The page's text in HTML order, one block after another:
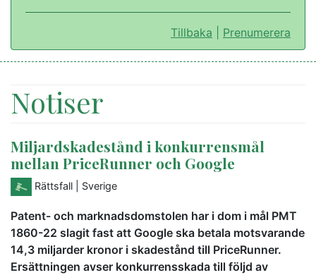
Tillbaka Prenumerera
Notiser
Miljardskadestånd i konkurrensmål
mellan PriceRunner och Google
Rättsfall | Sverige
Patent- och marknadsdomstolen har i dom i mål PMT
1860-22 slagit fast att Google ska betala motsvarande
14,3 miljarder kronor i skadestånd till PriceRunner.
Ersättningen avser konkurrensskada till följd av